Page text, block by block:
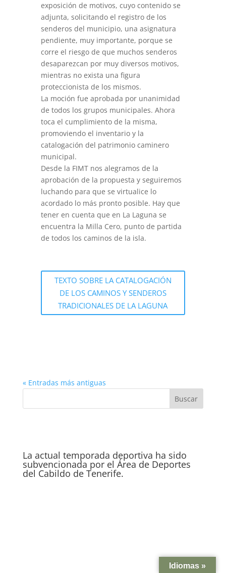
exposición de motivos, cuyo contenido se
adjunta, solicitando el registro de los
senderos del municipio, una asignatura
pendiente, muy importante, porque se
corre el riesgo de que muchos senderos
desaparezcan por muy diversos motivos,
mientras no exista una figura
proteccionista de los mismos.
La moción fue aprobada por unanimidad
de todos los grupos municipales. Ahora
toca el cumplimiento de la misma,
promoviendo el inventario y la
catalogación del patrimonio caminero
municipal.
Desde la FIMT nos alegramos de la
aprobación de la propuesta y seguiremos
luchando para que se virtualice lo
acordado lo más pronto posible. Hay que
tener en cuenta que en La Laguna se
encuentra la Milla Cero, punto de partida
de todos los caminos de la isla.
TEXTO SOBRE LA CATALOGACIÓN
DE LOS CAMINOS Y SENDEROS
TRADICIONALES DE LA LAGUNA
« Entradas más antiguas
La actual temporada deportiva ha sido
subvencionada por el Área de Deportes
del Cabildo de Tenerife.
Idiomas »